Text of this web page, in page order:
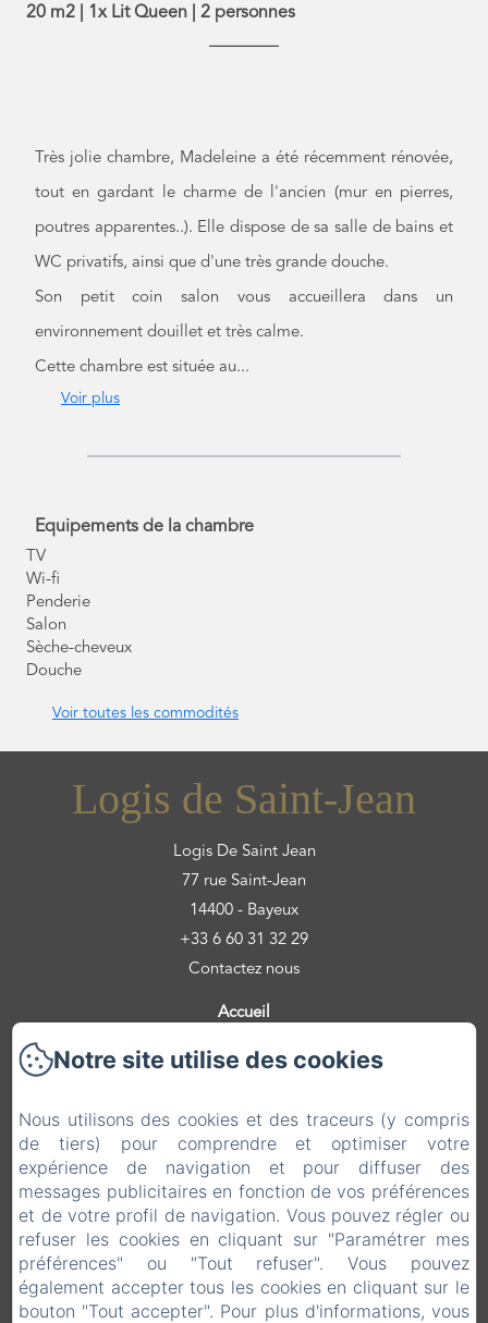
20 m2 1x Lit Queen 2 personnes
Très jolie chambre, Madeleine a été récemment rénovée,
tout en gardant le charme de l'ancien (mur en pierres,
poutres apparentes..). Elle dispose de sa salle de bains et
WC privatifs, ainsi que d'une très grande douche.
Son petit coin salon vous accueillera dans un
environnement douillet et très calme.
Cette chambre est située au...
Voir plus
Equipements de la chambre
TV
Wi-fi
Penderie
Salon
Sèche-cheveux
Douche
Voir toutes les commodités
Logis de Saint-Jean
Logis De Saint Jean
77 rue Saint-Jean
14400 - Bayeux
+33 6 60 31 32 29
Contactez nous
Accueil
Contact
Infos covid 19
Mentions légales
Politique de confidentialité
Informations légales
Informations sur les cookies
Notre site utilise des cookies
Nous utilisons des cookies et des traceurs (y compris
de tiers) pour comprendre et optimiser votre
expérience de navigation et pour diffuser des
messages publicitaires en fonction de vos préférences
et de votre profil de navigation. Vous pouvez régler ou
refuser les cookies en cliquant sur "Paramétrer mes
préférences" ou "Tout refuser". Vous pouvez
également accepter tous les cookies en cliquant sur le
bouton "Tout accepter". Pour plus d'informations, vous